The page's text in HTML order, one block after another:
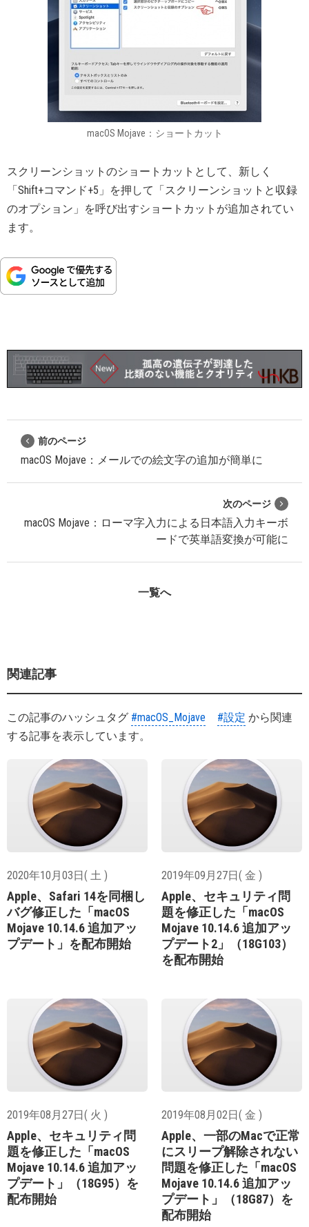
macOS Mojave：ショートカット
スクリーンショットのショートカットとして、新しく
「Shift+コマンド+5」を押して「スクリーンショットと収録
のオプション」を呼び出すショートカットが追加されてい
ます。
前のページ
macOS Mojave：メールでの絵文字の追加が簡単に
次のページ
macOS Mojave：ローマ字入力による日本語入力キーボ
ードで英単語変換が可能に
一覧へ
関連記事
この記事のハッシュタグ #macOS_Mojave #設定 から関連
する記事を表示しています。
2020年10月03日( 土 )
Apple、Safari 14を同梱し
バグ修正した「macOS
Mojave 10.14.6 追加アッ
プデート」を配布開始
2019年09月27日( 金 )
Apple、セキュリティ問
題を修正した「macOS
Mojave 10.14.6 追加アッ
プデート2」（18G103）
を配布開始
2019年08月27日( 火 )
Apple、セキュリティ問
題を修正した「macOS
Mojave 10.14.6 追加アッ
プデート」（18G95）を
配布開始
2019年08月02日( 金 )
Apple、一部のMacで正常
にスリープ解除されない
問題を修正した「macOS
Mojave 10.14.6 追加アッ
プデート」（18G87）を
配布開始